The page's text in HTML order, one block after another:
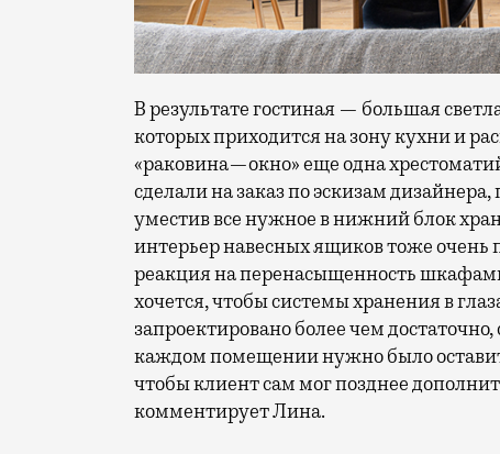
В результате гостиная — большая
которых приходится на зону кухни и
«раковина—окно» еще одна
сделали на заказ по эскизам
уместив все нужное в нижний блок
интерьер навесных ящиков тоже очень
реакция на перенасыщенность
хочется, чтобы системы хранения в
запроектировано более чем
каждом помещении нужно было
чтобы клиент сам мог позднее
комментирует Лина.